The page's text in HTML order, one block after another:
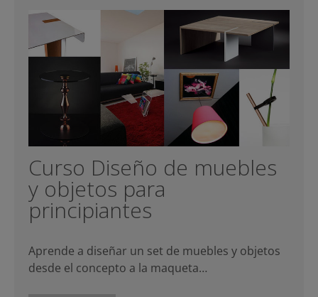
Curso Diseño de muebles
y objetos para
principiantes
Aprende a diseñar un set de muebles y objetos
desde el concepto a la maqueta…